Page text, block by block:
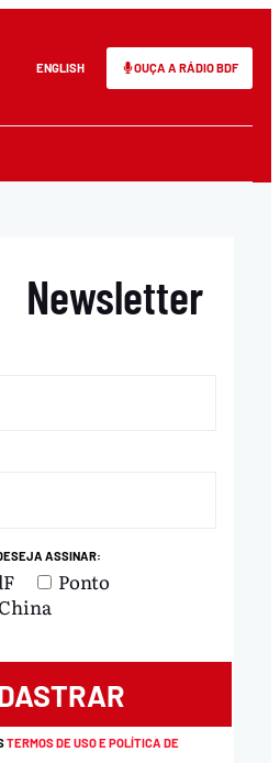
ENGLISH OUÇA A RÁDIO BDF
Newsletter
ASSINAR:
Ponto
TERMOS DE USO E POLÍTICA DE